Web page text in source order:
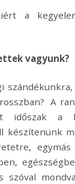
a
vagyunk?
A
időszak a
készítenünk
szóval